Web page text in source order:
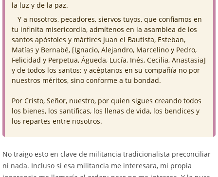
la luz y de la paz.
Y a nosotros, pecadores, siervos tuyos, que confiamos en
tu infinita misericordia, admítenos en la asamblea de los
santos apóstoles y mártires Juan el Bautista, Esteban,
Matías y Bernabé, [Ignacio, Alejandro, Marcelino y Pedro,
Felicidad y Perpetua, Águeda, Lucía, Inés, Cecilia, Anastasia]
y de todos los santos; y acéptanos en su compañía no por
nuestros méritos, sino conforme a tu bondad.
Por Cristo, Señor, nuestro, por quien sigues creando todos
los bienes, los santificas, los llenas de vida, los bendices y
los repartes entre nosotros.
No traigo esto en clave de militancia tradicionalista preconciliar
ni nada. Incluso si esa militancia me interesara, mi propia